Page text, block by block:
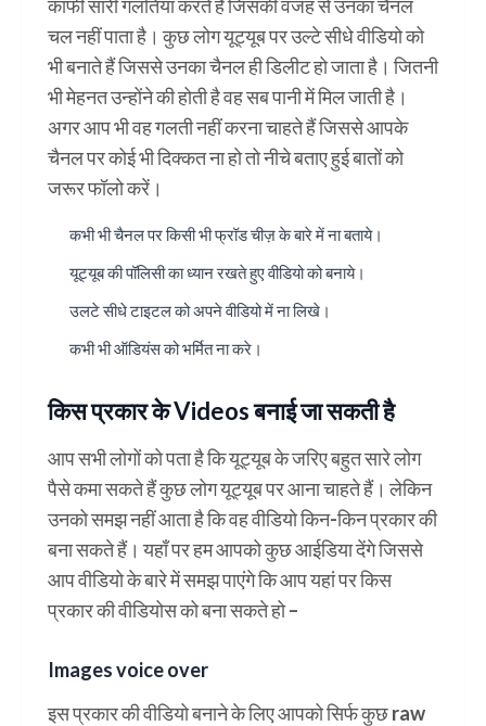
काफी सारी गलतियां करते हैं जिसकी वजह से उनका चैनल
चल नहीं पाता है। कुछ लोग यूट्यूब पर उल्टे सीधे वीडियो को
भी बनाते हैं जिससे उनका चैनल ही डिलीट हो जाता है। जितनी
भी मेहनत उन्होंने की होती है वह सब पानी में मिल जाती है।
अगर आप भी वह गलती नहीं करना चाहते हैं जिससे आपके
चैनल पर कोई भी दिक्कत ना हो तो नीचे बताए हुई बातों को
जरूर फॉलो करें।
कभी भी चैनल पर किसी भी फ्रॉड चीज़ के बारे में ना बताये।
यूट्यूब की पॉलिसी का ध्यान रखते हुए वीडियो को बनाये।
उलटे सीधे टाइटल को अपने वीडियो में ना लिखे।
कभी भी ऑडियंस को भर्मित ना करे।
किस प्रकार के Videos बनाई जा सकती है
आप सभी लोगों को पता है कि यूट्यूब के जरिए बहुत सारे लोग
पैसे कमा सकते हैं कुछ लोग यूट्यूब पर आना चाहते हैं। लेकिन
उनको समझ नहीं आता है कि वह वीडियो किन-किन प्रकार की
बना सकते हैं। यहाँ पर हम आपको कुछ आईडिया देंगे जिससे
आप वीडियो के बारे में समझ पाएंगे कि आप यहां पर किस
प्रकार की वीडियोस को बना सकते हो –
Images voice over
इस प्रकार की वीडियो बनाने के लिए आपको सिर्फ कुछ raw